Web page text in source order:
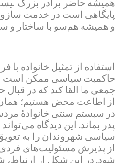
پایگاهی است در خدمت
و همیشه هم‌سو با ساختار و
استفاده از تمثیل خانواده با
حاکمیت سیاسی ممکن است به
جمعی ما القا کند که در قبال
از اطاعت محض هستیم؛
در سیستم سنتی خانوادۀ
پدر بماند. این دیدگاه
سیاسی شهروندان را به تعویق
از پذیرش مسئولیت‌های
شود. در این شکل از ارتباط،